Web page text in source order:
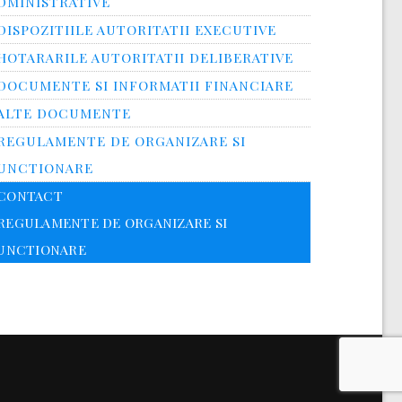
AUTORITATII EXECUTIVE
AUTORITATII DELIBERATIVE
SI INFORMATII FINANCIARE
DOCUMENTE
DE ORGANIZARE SI
DE ORGANIZARE SI